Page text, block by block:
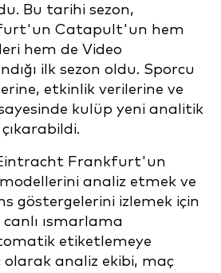
Bu tarihi sezon,
Catapult'un hem
hem de Video
ilk sezon oldu. Sporcu
etkinlik verilerine ve
kulüp yeni analitik
Frankfurt'un
analiz etmek ve
göstergelerini izlemek için
ısmarlama
etiketlemeye
olarak analiz ekibi, maç